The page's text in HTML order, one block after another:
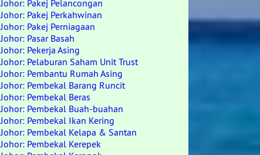
Johor: Pakej Pelancongan
Johor: Pakej Perkahwinan
Johor: Pakej Perniagaan
Johor: Pasar Basah
Johor: Pekerja Asing
Johor: Pelaburan Saham Unit Trust
Johor: Pembantu Rumah Asing
Johor: Pembekal Barang Runcit
Johor: Pembekal Beras
Johor: Pembekal Buah-buahan
Johor: Pembekal Ikan Kering
Johor: Pembekal Kelapa & Santan
Johor: Pembekal Kerepek